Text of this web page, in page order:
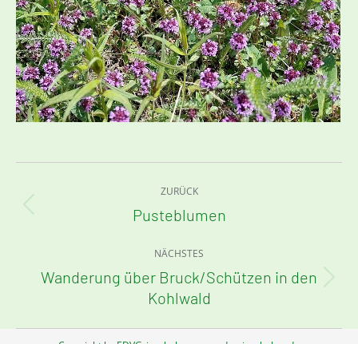
ZURÜCK
Vorheriger
Pusteblumen
NÄCHSTES
Nächster
Beitrag:
Wanderung über Bruck/Schützen in den
Kohlwald